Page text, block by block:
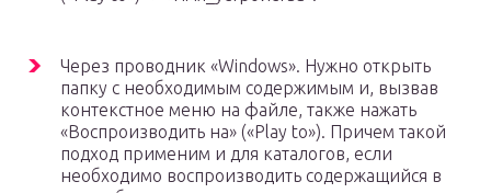
Через проводник «Windows». Нужно открыть
папку с необходимым содержимым и, вызвав
контекстное меню на файле, также нажать
«Воспроизводить на» («Play to»). Причем такой
подход применим и для каталогов, если
необходимо воспроизводить содержащийся в